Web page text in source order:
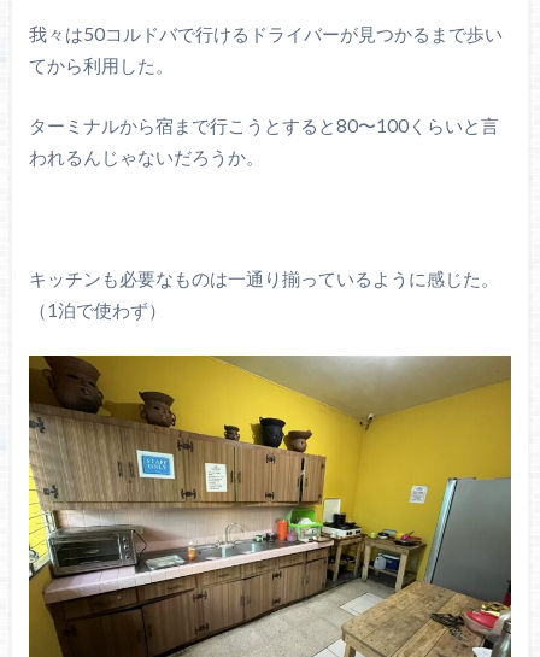
我々は50コルドバで行けるドライバーが見つかるまで歩い
てから利用した。
ターミナルから宿まで行こうとすると80〜100くらいと言
われるんじゃないだろうか。
キッチンも必要なものは一通り揃っているように感じた。
（1泊で使わず）